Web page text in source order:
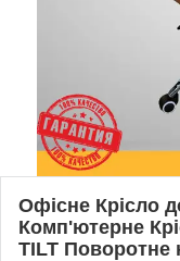
Офісне Крісло
Комп'ютерне
TILT Поворотне